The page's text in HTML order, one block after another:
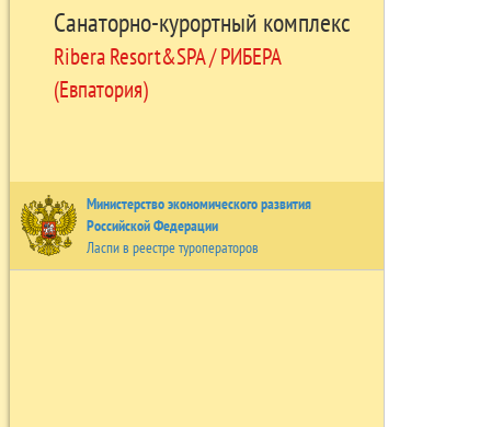
Санаторно-курортный комплекс
Ribera Resort&SPA / РИБЕРА
(Евпатория)
Министерство экономического развития
Российской Федерации
Ласпи в реестре туроператоров